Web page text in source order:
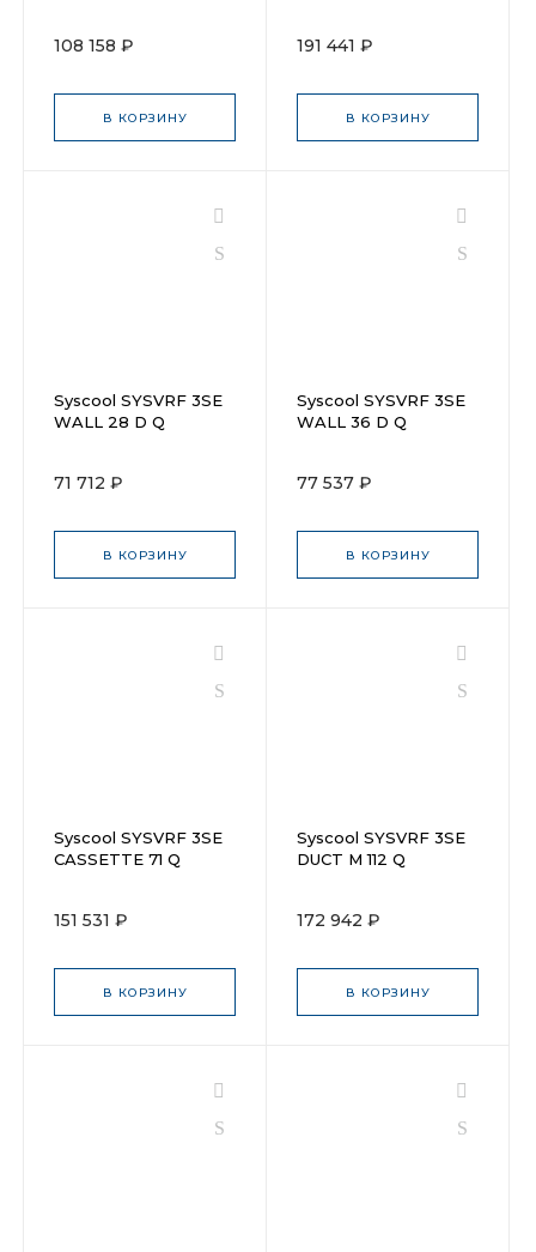
108 158 ₽
В КОРЗИНУ
191 441 ₽
В КОРЗИНУ
Syscool SYSVRF 3SE
WALL 28 D Q
71 712 ₽
В КОРЗИНУ
Syscool SYSVRF 3SE
WALL 36 D Q
77 537 ₽
В КОРЗИНУ
Syscool SYSVRF 3SE
CASSETTE 71 Q
151 531 ₽
В КОРЗИНУ
Syscool SYSVRF 3SE
DUCT M 112 Q
172 942 ₽
В КОРЗИНУ